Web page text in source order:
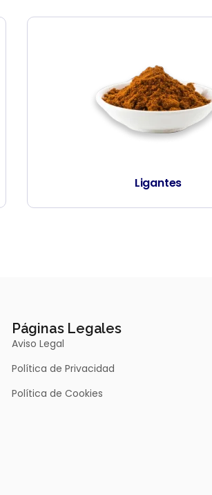
Ligantes
Páginas Legales
Aviso Legal
Política de Privacidad
Política de Cookies